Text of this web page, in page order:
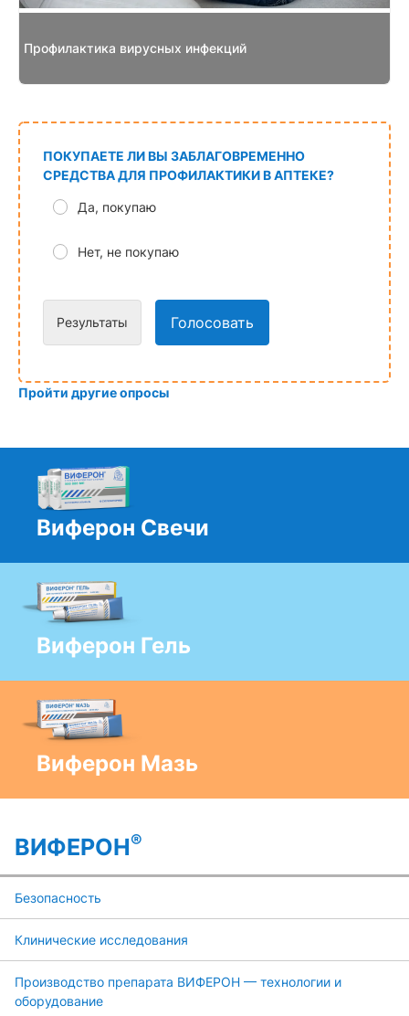
Виферон Свечи
Виферон Гель
Виферон Мазь
ВИФЕРОН®
Безопасность
Клинические исследования
Производство препарата ВИФЕРОН — технологии и
оборудование
Профилактика вирусных инфекций
ПОКУПАЕТЕ ЛИ ВЫ ЗАБЛАГОВРЕМЕННО
СРЕДСТВА ДЛЯ ПРОФИЛАКТИКИ В АПТЕКЕ?
Да, покупаю
Нет, не покупаю
Результаты Голосовать
Пройти другие опросы